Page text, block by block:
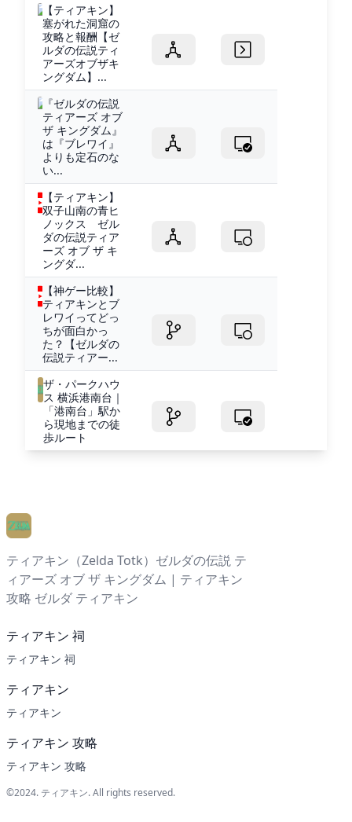
【ティアキン】
塞がれた洞窟の
攻略と報酬【ゼ
ルダの伝説ティ
アーズオブザキ
ングダム】...
『ゼルダの伝説
ティアーズ オブ
ザ キングダム』
は『ブレワイ』
よりも定石のな
い...
【ティアキン】
双子山南の青ヒ
ノックス ゼル
ダの伝説ティア
ーズ オブ ザ キ
ングダ...
【神ゲー比較】
ティアキンとブ
レワイってどっ
ちが面白かっ
た？【ゼルダの
伝説ティアー...
ザ・パークハウ
ス 横浜港南台｜
「港南台」駅か
ら現地までの徒
歩ルート
ティアキン（Zelda Totk）ゼルダの伝説 テ
ィアーズ オブ ザ キングダム | ティアキン
攻略 ゼルダ ティアキン
ティアキン 祠
ティアキン 祠
ティアキン
ティアキン
ティアキン 攻略
ティアキン 攻略
©2024. ティアキン. All rights reserved.